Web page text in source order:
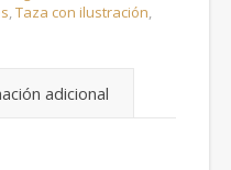
,Taza con ilustración,
adicional